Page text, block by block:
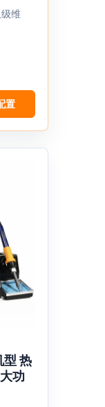
维
置
热
功